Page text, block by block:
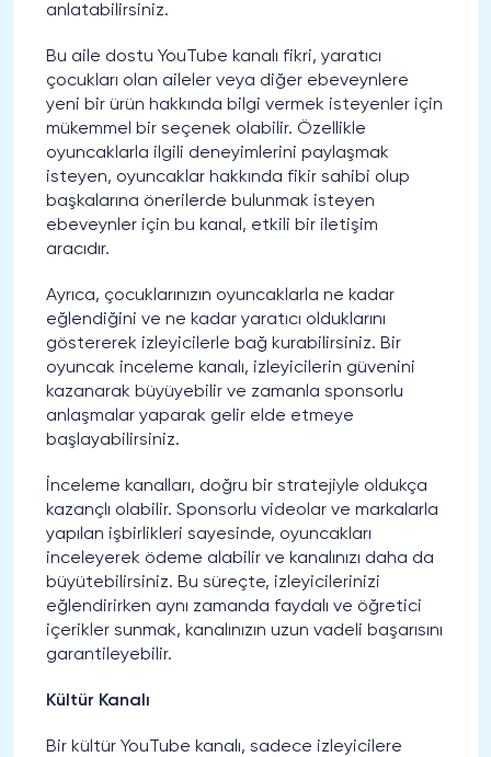
anlatabilirsiniz.
Bu aile dostu YouTube kanalı fikri, yaratıcı
çocukları olan aileler veya diğer ebeveynlere
yeni bir ürün hakkında bilgi vermek isteyenler için
mükemmel bir seçenek olabilir. Özellikle
oyuncaklarla ilgili deneyimlerini paylaşmak
isteyen, oyuncaklar hakkında fikir sahibi olup
başkalarına önerilerde bulunmak isteyen
ebeveynler için bu kanal, etkili bir iletişim
aracıdır.
Ayrıca, çocuklarınızın oyuncaklarla ne kadar
eğlendiğini ve ne kadar yaratıcı olduklarını
göstererek izleyicilerle bağ kurabilirsiniz. Bir
oyuncak inceleme kanalı, izleyicilerin güvenini
kazanarak büyüyebilir ve zamanla sponsorlu
anlaşmalar yaparak gelir elde etmeye
başlayabilirsiniz.
İnceleme kanalları, doğru bir stratejiyle oldukça
kazançlı olabilir. Sponsorlu videolar ve markalarla
yapılan işbirlikleri sayesinde, oyuncakları
inceleyerek ödeme alabilir ve kanalınızı daha da
büyütebilirsiniz. Bu süreçte, izleyicilerinizi
eğlendirirken aynı zamanda faydalı ve öğretici
içerikler sunmak, kanalınızın uzun vadeli başarısını
garantileyebilir.
Kültür Kanalı
Bir kültür YouTube kanalı, sadece izleyicilere